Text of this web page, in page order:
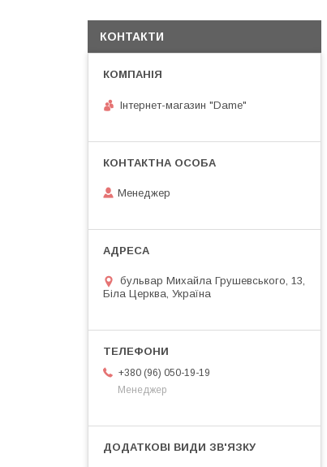
КОНТАКТИ
Інтернет-магазин "Dame"
Менеджер
бульвар Михайла Грушевського, 13,
Біла Церква, Україна
+380 (96) 050-19-19
Менеджер